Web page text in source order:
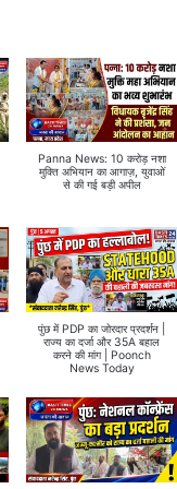
Panna News: 10 करोड़ नशा
मुक्ति अभियान का आगाज़, युवाओं
से की गई बड़ी अपील
पुंछ में PDP का जोरदार प्रदर्शन |
राज्य का दर्जा और 35A बहाल
करने की मांग | Poonch
News Today